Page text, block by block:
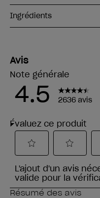
Ingrédients